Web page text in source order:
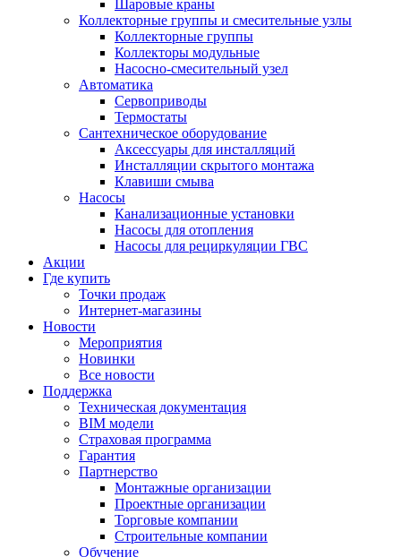
Шаровые краны
Коллекторные группы и смесительные узлы
Коллекторные группы
Коллекторы модульные
Насосно-смесительный узел
Автоматика
Сервоприводы
Термостаты
Сантехническое оборудование
Аксессуары для инсталляций
Инсталляции скрытого монтажа
Клавиши смыва
Насосы
Канализационные установки
Насосы для отопления
Насосы для рециркуляции ГВС
Акции
Где купить
Точки продаж
Интернет-магазины
Новости
Мероприятия
Новинки
Все новости
Поддержка
Техническая документация
BIM модели
Страховая программа
Гарантия
Партнерство
Монтажные организации
Проектные организации
Торговые компании
Строительные компании
Обучение